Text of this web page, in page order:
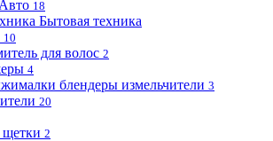
18
Бытовая техника
10
для волос 2
4
блендеры измельчители 3
20
2